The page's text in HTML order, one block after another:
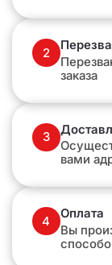
2
заказа
3
вами
4
Оплата
Вы